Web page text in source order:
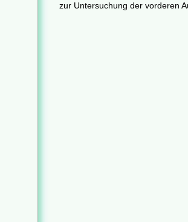
zur Untersuchung der vorderen